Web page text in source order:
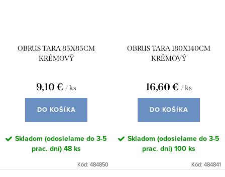
OBRUS TARA 85X85CM
KRÉMOVÝ
9,10 € / ks
DO KOŠÍKA
Skladom (odosielame do 3-5
prac. dní)48 ks
Kód: 484850
OBRUS TARA 180X140CM
KRÉMOVÝ
16,60 € / ks
DO KOŠÍKA
Skladom (odosielame do 3-5
prac. dní)100 ks
Kód: 484841